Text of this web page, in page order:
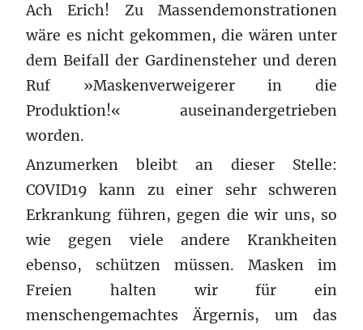
Ach Erich! Zu Massendemonstrationen
wäre es nicht gekommen, die wären unter
dem Beifall der Gardinensteher und deren
Ruf »Maskenverweigerer in die
Produktion!« auseinandergetrieben
worden.
Anzumerken bleibt an dieser Stelle:
COVID19 kann zu einer sehr schweren
Erkrankung führen, gegen die wir uns, so
wie gegen viele andere Krankheiten
ebenso, schützen müssen. Masken im
Freien halten wir für ein
menschengemachtes Ärgernis, um das